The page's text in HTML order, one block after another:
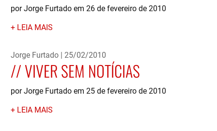
por Jorge Furtado em 26 de fevereiro de 2010
LEIA MAIS
Jorge Furtado 25/02/2010
VIVER SEM NOTÍCIAS
por Jorge Furtado em 25 de fevereiro de 2010
LEIA MAIS